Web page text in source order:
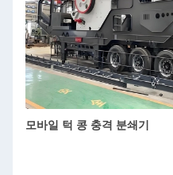
모바일 턱 콩 충격 분쇄기